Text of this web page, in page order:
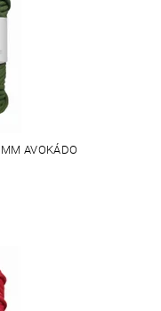
AVOKÁDO